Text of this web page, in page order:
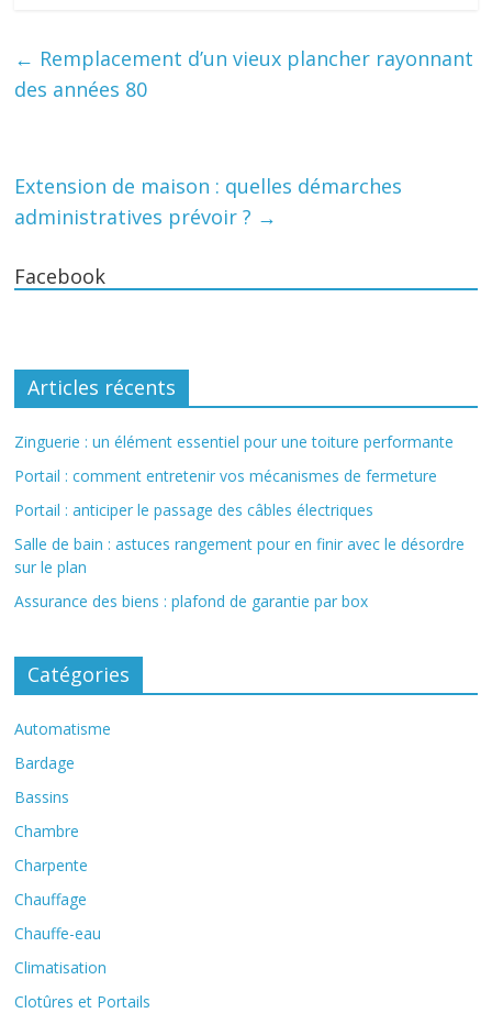
← Remplacement d’un vieux plancher rayonnant
des années 80
Extension de maison : quelles démarches
administratives prévoir ? →
Facebook
Articles récents
Zinguerie : un élément essentiel pour une toiture performante
Portail : comment entretenir vos mécanismes de fermeture
Portail : anticiper le passage des câbles électriques
Salle de bain : astuces rangement pour en finir avec le désordre
sur le plan
Assurance des biens : plafond de garantie par box
Catégories
Automatisme
Bardage
Bassins
Chambre
Charpente
Chauffage
Chauffe-eau
Climatisation
Clotûres et Portails